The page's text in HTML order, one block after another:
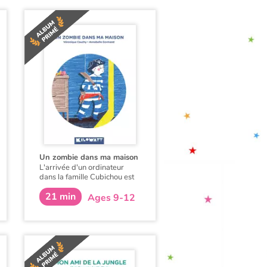
Un zombie dans ma maison
L'arrivée d'un ordinateur
dans la famille Cubichou est
une révolution ! Julien ne peut
plus se passer d'internet, des
réseaux sociaux, des blogs et
cache derrière l'écran...
21 min Ages 9-12